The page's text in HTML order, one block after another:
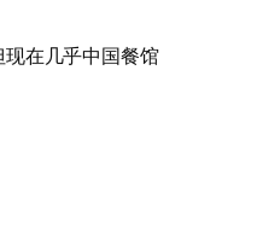
在几乎中国餐馆